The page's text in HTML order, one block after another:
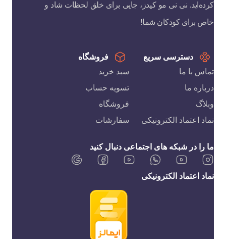
کرده‌اید. نی نی مو کیدز، جایی برای خلق لحظات شاد و
خاص برای کودکان شما!
دسترسی سریع
تماس با ما
درباره ما
وبلاگ
نماد اعتماد الکترونیکی
فروشگاه
سبد خرید
تسویه حساب
فروشگاه
سفارشات
ما را در شبکه های اجتماعی دنبال کنید
نماد اعتماد الکترونیکی